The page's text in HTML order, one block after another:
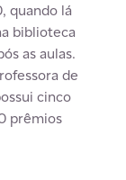
quando lá
biblioteca
as aulas.
de
cinco
prêmios